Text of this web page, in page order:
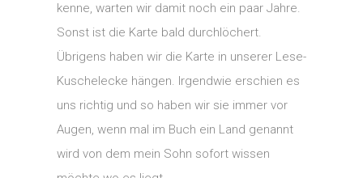
kenne, warten wir damit noch ein paar Jahre.
Sonst ist die Karte bald durchlöchert.
Übrigens haben wir die Karte in unserer Lese-
Kuschelecke hängen. Irgendwie erschien es
uns richtig und so haben wir sie immer vor
Augen, wenn mal im Buch ein Land genannt
wird von dem mein Sohn sofort wissen